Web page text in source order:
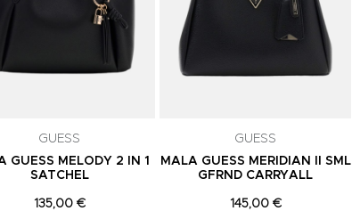
GUESS
GUESS MELODY 2 IN 1
SATCHEL
135,00 €
GUESS
MALA GUESS MERIDIAN II SML
GFRND CARRYALL
145,00 €